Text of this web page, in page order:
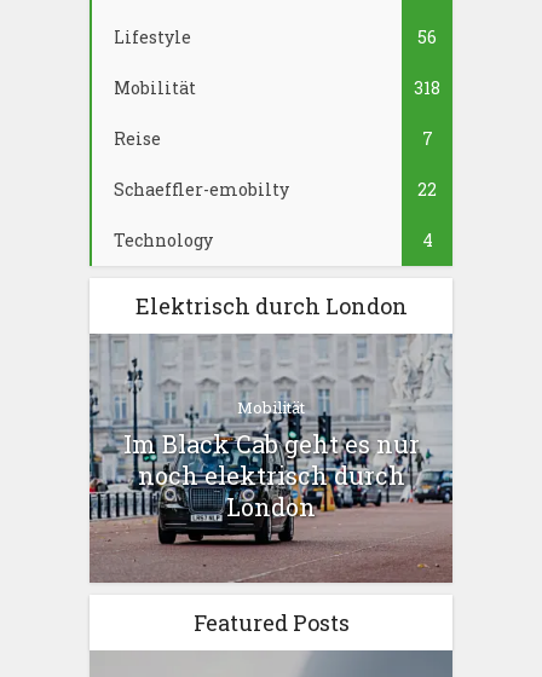
Lifestyle 56
Mobilität 318
Reise 7
Schaeffler-emobilty 22
Technology 4
Elektrisch durch London
Mobilität
Im Black Cab geht es nur
noch elektrisch durch
London
Featured Posts